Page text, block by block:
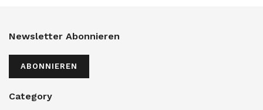
Newsletter Abonnieren
ABONNIEREN
Category